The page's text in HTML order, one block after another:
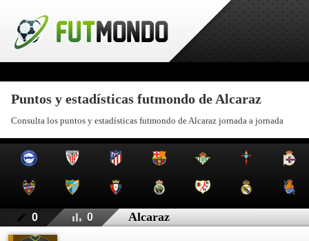
Puntos y estadísticas futmondo de Alcaraz
Consulta los puntos y estadísticas futmondo de Alcaraz jornada a jornada
0 0 Alcaraz